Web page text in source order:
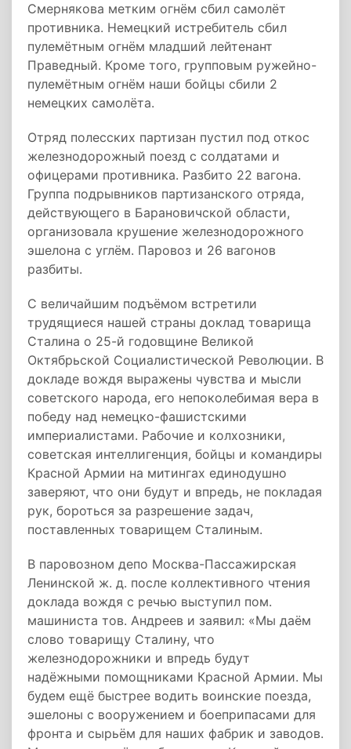
Смернякова метким огнём сбил самолёт
противника. Немецкий истребитель сбил
пулемётным огнём младший лейтенант
Праведный. Кроме того, групповым ружейно-
пулемётным огнём наши бойцы сбили 2
немецких самолёта.
Отряд полесских партизан пустил под откос
железнодорожный поезд с солдатами и
офицерами противника. Разбито 22 вагона.
Группа подрывников партизанского отряда,
действующего в Барановичской области,
организовала крушение железнодорожного
эшелона с углём. Паровоз и 26 вагонов
разбиты.
С величайшим подъёмом встретили
трудящиеся нашей страны доклад товарища
Сталина о 25-й годовщине Великой
Октябрьской Социалистической Революции. В
докладе вождя выражены чувства и мысли
советского народа, его непоколебимая вера в
победу над немецко-фашистскими
империалистами. Рабочие и колхозники,
советская интеллигенция, бойцы и командиры
Красной Армии на митингах единодушно
заверяют, что они будут и впредь, не покладая
рук, бороться за разрешение задач,
поставленных товарищем Сталиным.
В паровозном депо Москва-Пассажирская
Ленинской ж. д. после коллективного чтения
доклада вождя с речью выступил пом.
машиниста тов. Андреев и заявил: «Мы даём
слово товарищу Сталину, что
железнодорожники и впредь будут
надёжными помощниками Красной Армии. Мы
будем ещё быстрее водить воинские поезда,
эшелоны с вооружением и боеприпасами для
фронта и сырьём для наших фабрик и заводов.